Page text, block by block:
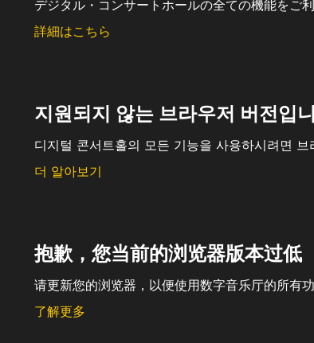
デジタル・コンサートホールの全ての機能をご
詳細はこちら
지원되지 않는 브라우저 버전입
디지털 콘서트홀의 모든 기능을 사용하시려면
더 알아보기
抱歉，您当前的浏览器版本过低
请更新您的浏览器，以便使用数字音乐厅的所有功
了解更多